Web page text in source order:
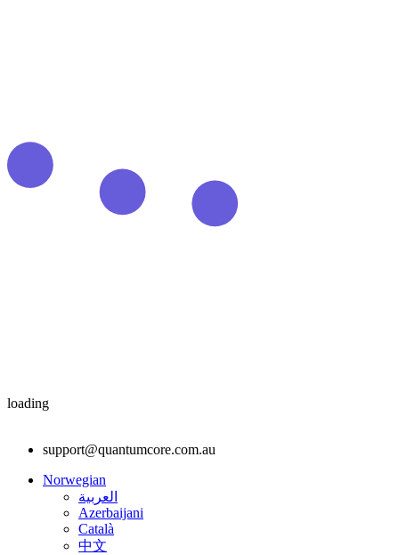
loading
support@quantumcore.com.au
Norwegian
العربية
Azerbaijani
Català
中文